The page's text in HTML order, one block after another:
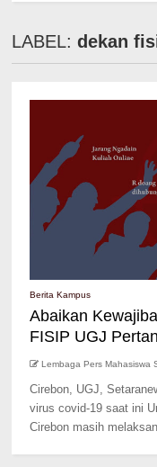
LABEL:dekan
Berita Kampus
Abaikan
FISIP UGJ
Lembaga Pers Mahasiswa
Cirebon, UGJ,
virus covid-19 saat ini
Cirebon masih